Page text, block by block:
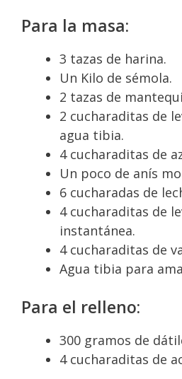
Para la masa:
3 tazas de harina.
Un Kilo de sémola.
2 tazas de
2 cucharaditas de
agua tibia.
4 cucharaditas de
Un poco de anís
6 cucharadas de
4 cucharaditas de
instantánea.
4 cucharaditas de
Agua tibia para
Para el relleno:
300 gramos de
4 cucharaditas de